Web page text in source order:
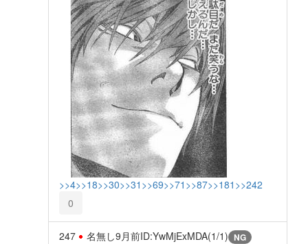
>>4>>18>>30>>31 >>69>>71 >>87>>181 >>242
0
247 名無し9月前ID:YwMjExMDA(1/1) NG